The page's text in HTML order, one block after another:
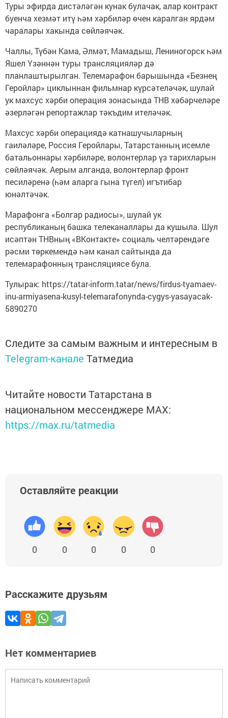
Туры эфирда дистәләгән кунак булачак, алар контракт
буенча хезмәт итү һәм хәрбиләр өчен каралган ярдәм
чаралары хакында сөйләячәк.
Чаллы, Түбән Кама, Әлмәт, Мамадыш, Лениногорск һәм
Яшел Үзәннән туры трансляцияләр дә
планлаштырылган. Телемарафон барышында «Безнең
Геройлар» циклыннан фильмнар күрсәтеләчәк, шулай
ук махсус хәрби операция зонасында ТНВ хәбәрчеләре
әзерләгән репортажлар тәкъдим ителәчәк.
Махсус хәрби операциядә катнашучыларның
гаиләләре, Россия Геройлары, Татарстанның исемле
батальоннары хәрбиләре, волонтерлар үз тарихларын
сөйләячәк. Аерым алганда, волонтерлар фронт
песиләренә (һәм аларга гына түгел) игътибар
юнәлтәчәк.
Марафонга «Болгар радиосы», шулай ук
республиканың башка телеканаллары да кушыла. Шул
исәптән ТНВның «ВКонтакте» социаль челтәрендәге
рәсми төркемендә һәм канал сайтында да
телемарафонның трансляциясе була.
Тулырак: https://tatar-inform.tatar/news/firdus-tyamaev-
inu-armiyasena-kusyl-telemarafonynda-cygys-yasayacak-
5890270
Следите за самым важным и интересным в
Telegram-канале Татмедиа
Читайте новости Татарстана в
национальном мессенджере MАХ:
https://max.ru/tatmedia
Оставляйте реакции
0 0 0 0 0
Расскажите друзьям
Нет комментариев